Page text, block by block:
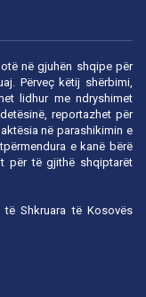
në gjuhën shqipe për
Përveç këtij shërbimi,
lidhur me ndryshimet
reportazhet për
në parashikimin e
e kanë bërë
për të gjithë shqiptarët
të Shkruara të Kosovës